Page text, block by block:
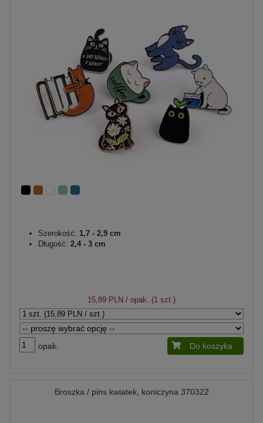
Szerokość: 1,7 - 2,9 cm
Długość: 2,4 - 3 cm
15,89 PLN / opak. (1 szt.)
opak. Do koszyka
Broszka / pins kwiatek, koniczyna 370322